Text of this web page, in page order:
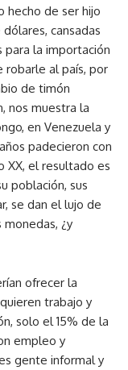
hecho de ser hijo
cansadas
para la importación
al país, por
de timón
nos muestra la
en Venezuela y
padecieron con
XX, el resultado es
población, sus
se dan el lujo de
¿y
ofrecer la
trabajo y
solo el 15% de la
empleo y
gente informal y